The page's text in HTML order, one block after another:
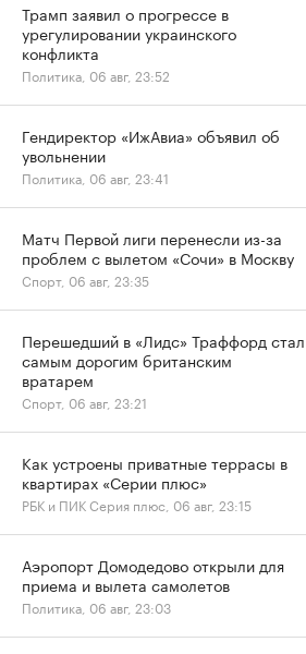
Трамп заявил о прогрессе в
урегулировании украинского
конфликта
Политика, 06 авг, 23:52
Гендиректор «ИжАвиа» объявил об
увольнении
Политика, 06 авг, 23:41
Матч Первой лиги перенесли из-за
проблем с вылетом «Сочи» в Москву
Спорт, 06 авг, 23:35
Перешедший в «Лидс» Траффорд стал
самым дорогим британским
вратарем
Спорт, 06 авг, 23:21
Как устроены приватные террасы в
квартирах «Серии плюс»
РБК и ПИК Серия плюс, 06 авг, 23:15
Аэропорт Домодедово открыли для
приема и вылета самолетов
Политика, 06 авг, 23:03